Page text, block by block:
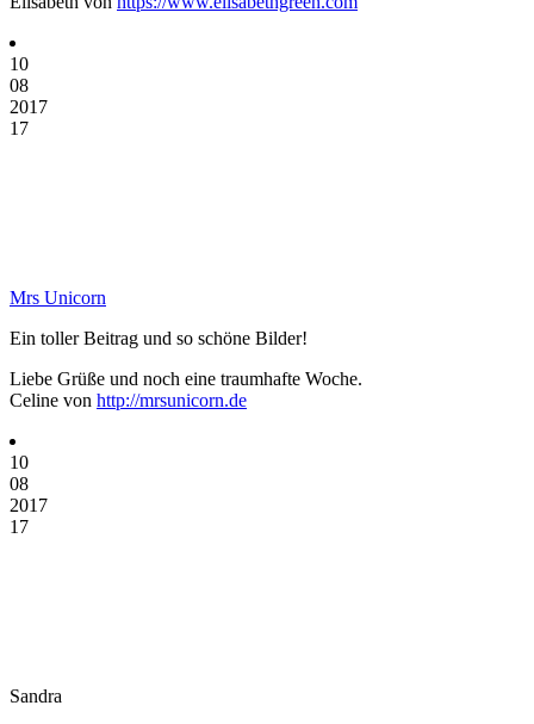
10
08
2017
17
Mrs Unicorn
Ein toller Beitrag und so schöne Bilder!
Liebe Grüße und noch eine traumhafte Woche.
Celine von http://mrsunicorn.de
10
08
2017
17
Sandra